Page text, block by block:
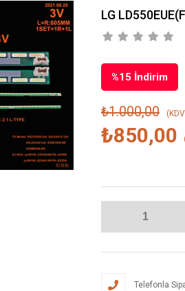
LG
%15 İndirim
₺1.000,00
₺850,00
Telefonla